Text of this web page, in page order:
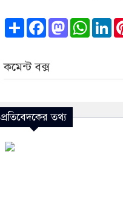
ShareFacebook
Mastodon
কমেন্ট বক্স
প্রতিবেদকের তথ্য